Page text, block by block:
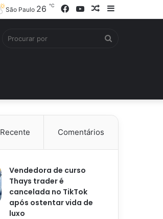
Barra
Artigo
YouTube
Facebook
São Paulo 26 ℃
Recente Comentários
Vendedora de curso
Thays trader é
cancelada no TikTok
após ostentar vida de
luxo